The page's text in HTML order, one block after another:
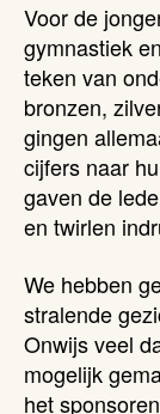
Voor de
gymnastiek
teken van
bronzen,
gingen
cijfers naar
gaven de
en twirlen
We hebben
stralende
Onwijs veel
mogelijk
het